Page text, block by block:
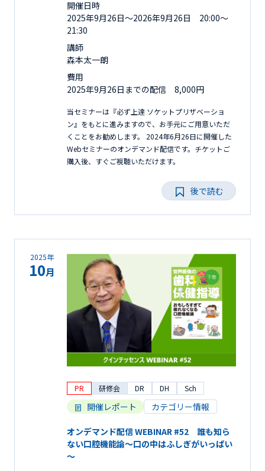
開催日時
2025年9月26日〜2026年9月26日 20:00～
21:30
講師
森本太一朗
費用
2025年9月26日までの配信 8,000円
当セミナーは『必ず上達 ソケットプリザベーショ
ン』をもとに進みますので、お手元にご用意いただ
くことをお勧めします。 2024年6月26日に開催した
Webセミナーのオンデマンド配信です。チケットご
購入後、すぐご視聴いただけます。
後で読む
2025年
10月
PR 研修会 DR DH Sch
開催レポート カテゴリー情報
オンデマンド配信 WEBINAR #52 誰も知ら
ない口腔機能論～口の中はふしぎがいっぱい
～